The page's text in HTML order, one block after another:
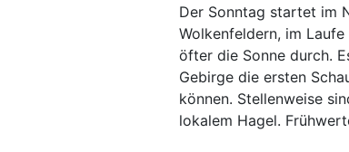
Der Sonntag startet im
Wolkenfeldern, im
öfter die Sonne durch.
Gebirge die ersten
können. Stellenweise
lokalem Hagel.